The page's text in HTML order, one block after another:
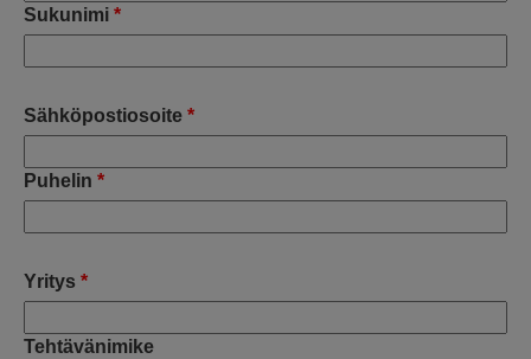
Sukunimi *
Sähköpostiosoite *
Puhelin *
Yritys *
Tehtävänimike